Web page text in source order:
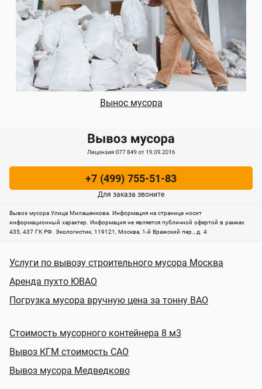
Вынос мусора
Вывоз мусора Улица Милашенкова. Информация на странице носит
информационный характер. Информация не является публичной офертой в рамках
435, 437 ГК РФ.
Экологистик, 119121, Москва, 1-й Вражский пер., д. 4
+7 (499) 755-51-83
Для заказа звоните
Услуги по вывозу строительного мусора Москва
Аренда пухто ЮВАО
Погрузка мусора вручную цена за тонну ВАО
Стоимость мусорного контейнера 8 м3
Вывоз КГМ стоимость САО
Вывоз мусора Медведково